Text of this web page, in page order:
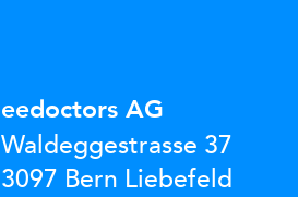
eedoctors AG
Waldeggestrasse 37
3097 Bern Liebefeld